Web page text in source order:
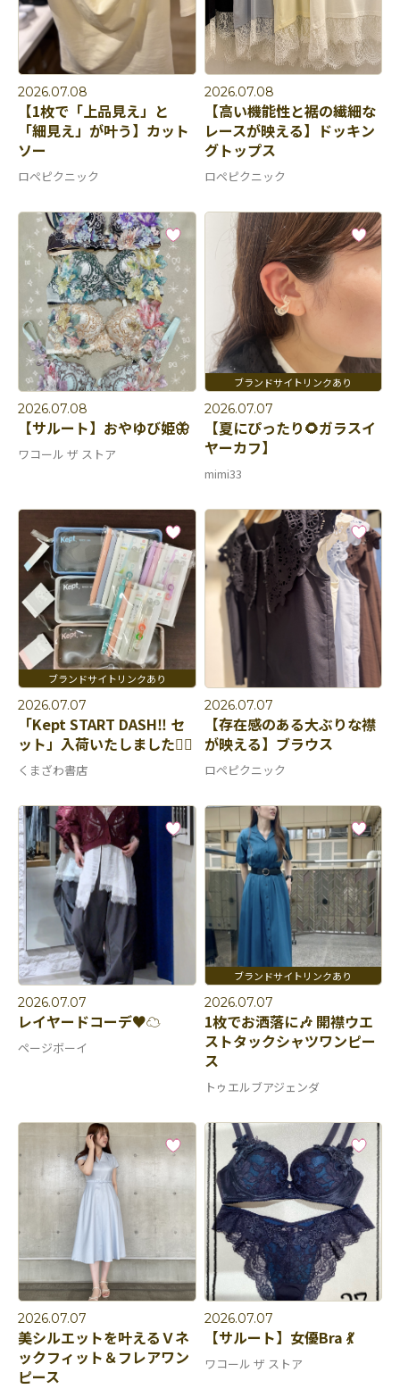
2026.07.08
【1枚で「上品見え」と
「細見え」が叶う】カット
ソー
ロペピクニック
2026.07.08
【高い機能性と裾の繊細な
レースが映える】ドッキン
グトップス
ロペピクニック
2026.07.08
【サルート】おやゆび姫🦋
ワコール ザ ストア
2026.07.07
【夏にぴったり🌻ガラスイ
ヤーカフ】
mimi33
2026.07.07
「Kept START DASH‼︎ セ
ット」入荷いたしました🏃‍♀️
くまざわ書店
2026.07.07
【存在感のある大ぶりな襟
が映える】ブラウス
ロペピクニック
2026.07.07
レイヤードコーデ♥️☁️
ページボーイ
2026.07.07
1枚でお洒落に🎶 開襟ウエ
ストタックシャツワンピー
ス
トゥエルブアジェンダ
2026.07.07
美シルエットを叶えるＶネ
ックフィット＆フレアワン
ピース
2026.07.07
【サルート】女優Bra 💃
ワコール ザ ストア